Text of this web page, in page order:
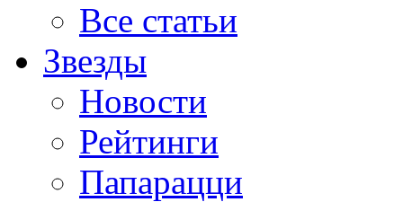
Все статьи
Звезды
Новости
Рейтинги
Папарацци